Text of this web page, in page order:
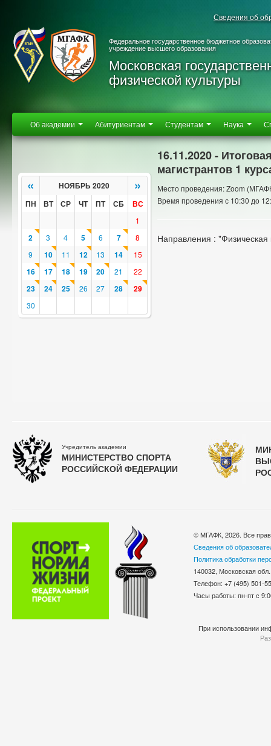
Сведения об
Федеральное государственное бюджетное
учреждение высшего образования
Московская
физической культуры
Об академии Абитуриентам Студентам Наука
« НОЯБРЬ 2020 »
ПН ВТ СР ЧТ ПТ СБ ВС
1
2 3 4 5 6 7
8
9
10 11 12 13 14 15
16 17 18 19 20 21 22
23 24 25 26 27 28 29
30
16.11.2020 -
магистрантов 1
Место проведения: Zoom
Время проведения с 10:30 до
Направления : "Физическая
Учредитель академии
МИНИСТЕРСТВО СПОРТА
РОССИЙСКОЙ ФЕДЕРАЦИИ
© МГАФК, 2026. Все
Сведения об
Политика обработки
140032, Московская
Телефон: +7 (495)
Часы работы: пн-пт с
При использовании